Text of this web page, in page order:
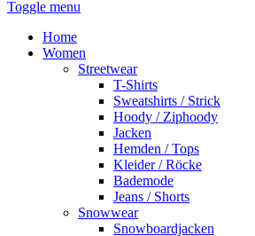
Toggle menu
Home
Women
Streetwear
T-Shirts
Sweatshirts / Strick
Hoody / Ziphoody
Jacken
Hemden / Tops
Kleider / Röcke
Bademode
Jeans / Shorts
Snowwear
Snowboardjacken